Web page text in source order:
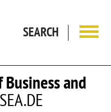
SEARCH
and